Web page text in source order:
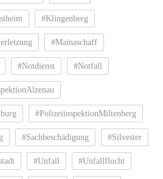
#Klingenberg
#Mainaschaff
#Notdienst #Notfall
#PolizeiinspektionMiltenberg
#Sachbeschädigung #Silvester
#Unfall #Unfallflucht